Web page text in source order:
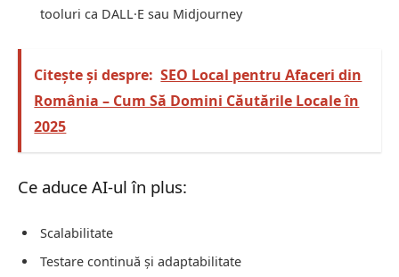
tooluri ca DALL·E sau Midjourney
Citește și despre: SEO Local pentru Afaceri din
România – Cum Să Domini Căutările Locale în
2025
Ce aduce AI-ul în plus:
Scalabilitate
Testare continuă și adaptabilitate